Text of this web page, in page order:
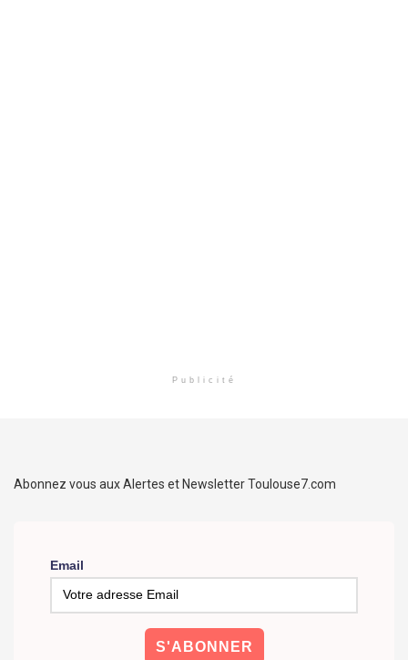
Publicité
Abonnez vous aux Alertes et Newsletter Toulouse7.com
Email